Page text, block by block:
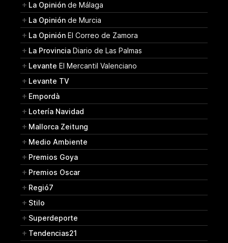
La Opinión de Málaga
La Opinión de Murcia
La Opinión El Correo de Zamora
La Provincia Diario de Las Palmas
Levante El Mercantil Valenciano
Levante TV
Empordà
Lotería Navidad
Mallorca Zeitung
Medio Ambiente
Premios Goya
Premios Oscar
Regió7
Stilo
Superdeporte
Tendencias21